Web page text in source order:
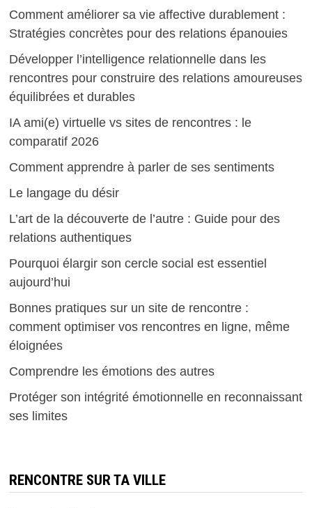
Comment améliorer sa vie affective durablement :
Stratégies concrètes pour des relations épanouies
Développer l’intelligence relationnelle dans les
rencontres pour construire des relations amoureuses
équilibrées et durables
IA ami(e) virtuelle vs sites de rencontres : le
comparatif 2026
Comment apprendre à parler de ses sentiments
Le langage du désir
L’art de la découverte de l’autre : Guide pour des
relations authentiques
Pourquoi élargir son cercle social est essentiel
aujourd’hui
Bonnes pratiques sur un site de rencontre :
comment optimiser vos rencontres en ligne, même
éloignées
Comprendre les émotions des autres
Protéger son intégrité émotionnelle en reconnaissant
ses limites
RENCONTRE SUR TA VILLE